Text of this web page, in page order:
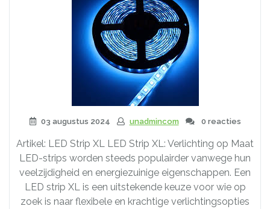
03 augustus 2024 unadmincom 0 reacties
Artikel: LED Strip XL LED Strip XL: Verlichting op Maat
LED-strips worden steeds populairder vanwege hun
veelzijdigheid en energiezuinige eigenschappen. Een
LED strip XL is een uitstekende keuze voor wie op
zoek is naar flexibele en krachtige verlichtingsopties